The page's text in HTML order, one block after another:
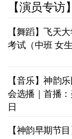
【演员专
【舞蹈】飞天
考试（中班 女生
【音乐】神韵
会选播｜首播：
日
【神韵早期节